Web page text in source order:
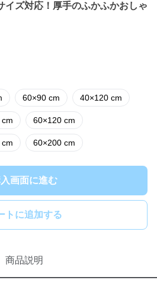
イズ対応！厚手のふかふかおしゃ
60×90 cm 40×120 cm
60×120 cm
60×200 cm
画面に進む
トに追加する
商品説明